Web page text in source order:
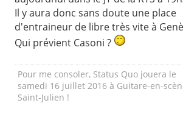
Il y aura donc sans doute une place
d'entraineur de libre très vite à
Qui prévient Casoni ?
Pour me consoler, Status Quo jouera le
samedi 16 juillet 2016 à Guitare-en-
Saint-Julien !